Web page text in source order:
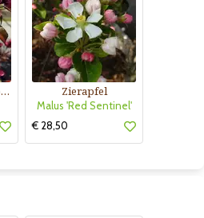
Rotlaubiger Zierapfel Zierapfel
Malus 'Red Sentinel'
€ 28,50